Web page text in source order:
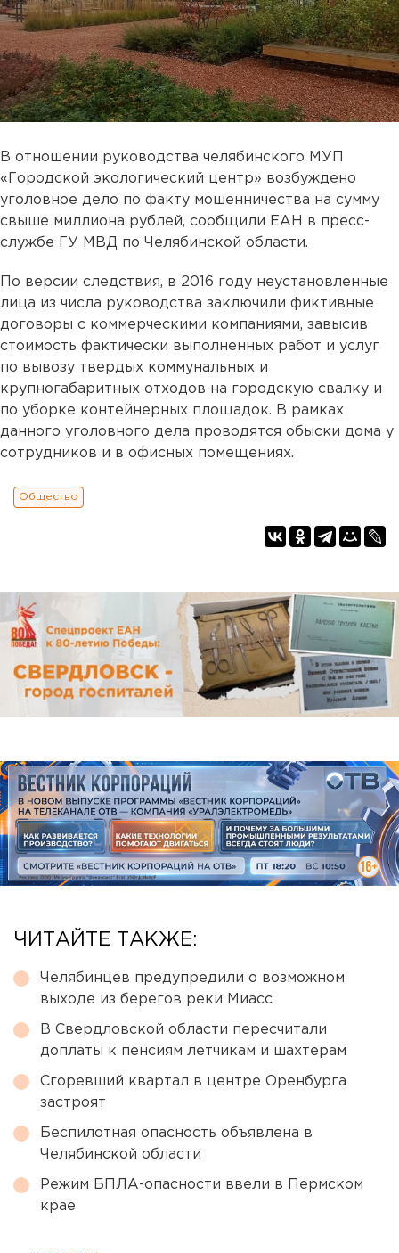
В отношении руководства челябинского МУП
«Городской экологический центр» возбуждено
уголовное дело по факту мошенничества на сумму
свыше миллиона рублей, сообщили ЕАН в пресс-
службе ГУ МВД по Челябинской области.
По версии следствия, в 2016 году неустановленные
лица из числа руководства заключили фиктивные
договоры с коммерческими компаниями, завысив
стоимость фактически выполненных работ и услуг
по вывозу твердых коммунальных и
крупногабаритных отходов на городскую свалку и
по уборке контейнерных площадок. В рамках
данного уголовного дела проводятся обыски дома у
сотрудников и в офисных помещениях.
Общество
ЧИТАЙТЕ ТАКЖЕ:
Челябинцев предупредили о возможном
выходе из берегов реки Миасс
В Свердловской области пересчитали
доплаты к пенсиям летчикам и шахтерам
Сгоревший квартал в центре Оренбурга
застроят
Беспилотная опасность объявлена в
Челябинской области
Режим БПЛА-опасности ввели в Пермском
крае